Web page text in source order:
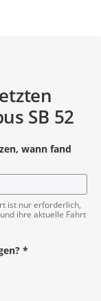
SB 52
wann fand
ist nur erforderlich,
ihre aktuelle Fahrt
*